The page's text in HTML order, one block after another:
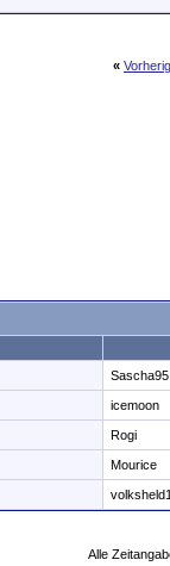
«
Sascha95
icemoon
Rogi
Mourice
Alle